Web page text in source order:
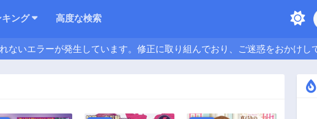
キング 高度な検索
ないエラーが発生しています。修正に取り組んでおり、ご迷惑をおかけし